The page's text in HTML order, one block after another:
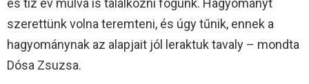
és tíz év múlva is találkozni fogunk. Hagyományt
szerettünk volna teremteni, és úgy tűnik, ennek a
hagyománynak az alapjait jól leraktuk tavaly – mondta
Dósa Zsuzsa.